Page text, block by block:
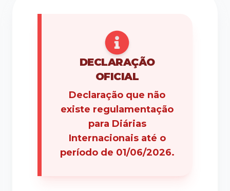
DECLARAÇÃO
OFICIAL
Declaração que não
existe regulamentação
para Diárias
Internacionais até o
período de 01/06/2026.